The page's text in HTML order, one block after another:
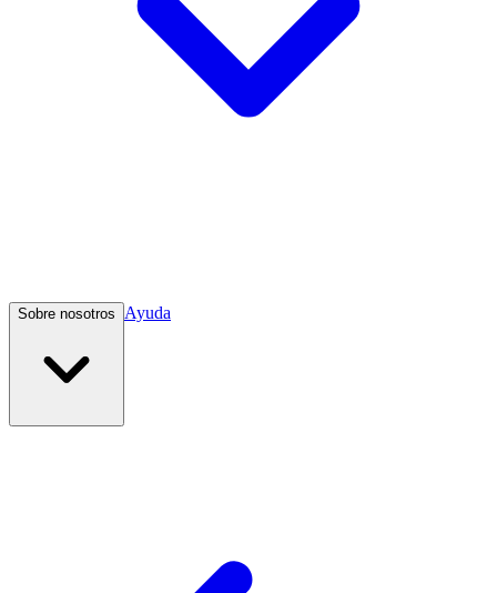
Sobre nosotros Ayuda